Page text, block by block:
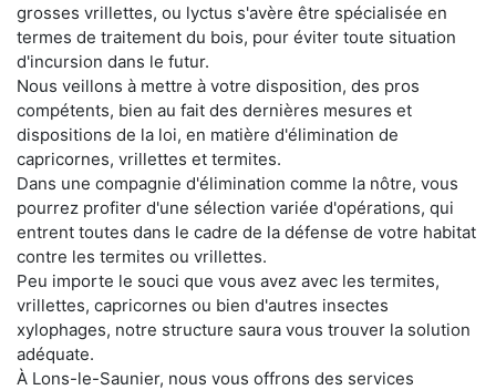
grosses vrillettes, ou lyctus s'avère être spécialisée en
termes de traitement du bois, pour éviter toute situation
d'incursion dans le futur.
Nous veillons à mettre à votre disposition, des pros
compétents, bien au fait des dernières mesures et
dispositions de la loi, en matière d'élimination de
capricornes, vrillettes et termites.
Dans une compagnie d'élimination comme la nôtre, vous
pourrez profiter d'une sélection variée d'opérations, qui
entrent toutes dans le cadre de la défense de votre habitat
contre les termites ou vrillettes.
Peu importe le souci que vous avez avec les termites,
vrillettes, capricornes ou bien d'autres insectes
xylophages, notre structure saura vous trouver la solution
adéquate.
À Lons-le-Saunier, nous vous offrons des services